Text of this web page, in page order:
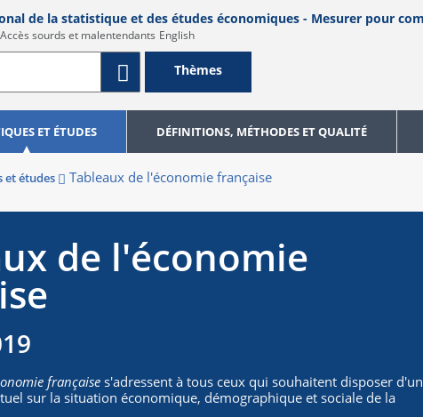
English
Thèmes
ET ÉTUDES DÉFINITIONS, MÉTHODES ET QUALITÉ
et études Tableaux de l'économie française
de l'économie
française s'adressent à tous ceux qui souhaitent disposer d'un
sur la situation économique, démographique et sociale de la